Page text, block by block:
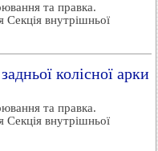
та правка.
внутрішньої
колісної арки
та правка.
внутрішньої